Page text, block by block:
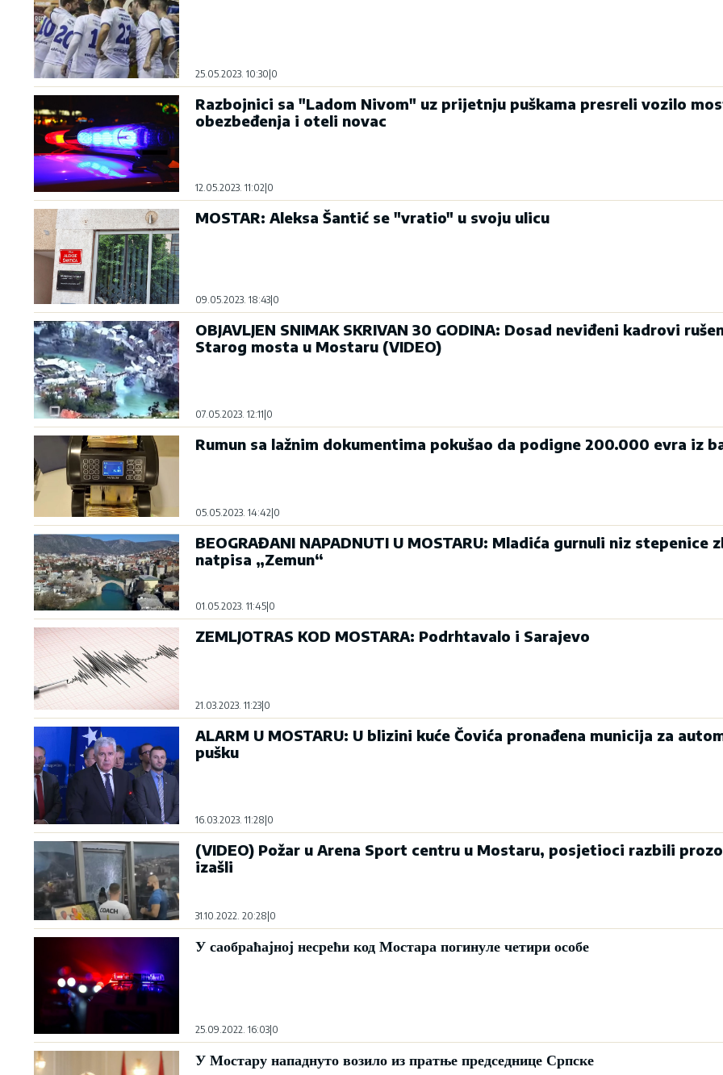
25.05.2023. 10:30 0
Razbojnici sa "Ladom Nivom" uz prijetnju puškama presreli vozilo
obezbeđenja i oteli novac
12.05.2023. 11:02 0
MOSTAR: Aleksa Šantić se "vratio" u svoju ulicu
09.05.2023. 18:43|0
OBJAVLJEN SNIMAK SKRIVAN 30 GODINA: Dosad neviđeni kadrovi
Starog mosta u Mostaru (VIDEO)
07.05.2023. 12:11 0
Rumun sa lažnim dokumentima pokušao da podigne 200.000 evra iz
05.05.2023. 14:42|0
BEOGRAĐANI NAPADNUTI U MOSTARU: Mladića gurnuli niz stepenice
natpisa „Zemun“
01.05.2023. 11:45 0
ZEMLJOTRAS KOD MOSTARA: Podrhtavalo i Sarajevo
21.03.2023. 11:23 0
ALARM U MOSTARU: U blizini kuće Čovića pronađena municija za
pušku
16.03.2023. 11:28 0
(VIDEO) Požar u Arena Sport centru u Mostaru, posjetioci razbili
izašli
31.10.2022. 20:28 0
У саобраћајној несрећи код Мостара погинуле четири особе
25.09.2022. 16:03 0
У Мостару нападнуто возило из пратње председнице Српске